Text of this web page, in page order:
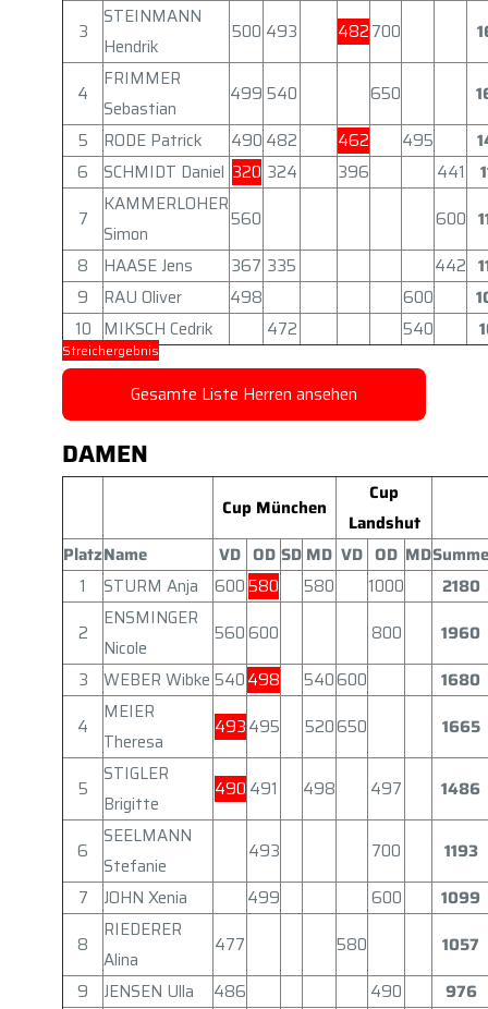
3
STEINMANN
Hendrik
500 493 482700
4
FRIMMER
Sebastian
499 540 650
5
RODE Patrick 490 482 462 495
6
SCHMIDT Daniel 320 324 396 441
7
KAMMERLOHER
Simon
560 600
8
HAASE Jens 367 335 442
9
RAU Oliver 498 600
10 MIKSCH Cedrik 472 540
Streichergebnis
Gesamte Liste Herren ansehen
DAMEN
Cup München
Cup
Landshut
PlatzName VD OD SD MD VD OD MD
1
STURM Anja 600580 580 1000
2180
2
ENSMINGER
Nicole
560600 800
1960
3
WEBER Wibke 540498 540600
1680
4
MEIER
Theresa
493495 520650 1665
5
STIGLER
Brigitte
490 491 498 497 1486
6
SEELMANN
Stefanie
493 700
1193
7
JOHN Xenia 499 600
1099
8
RIEDERER
Alina
477 580
1057
9
JENSEN Ulla 486 490
976